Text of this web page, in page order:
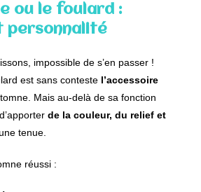
ou le foulard :
personnalité
impossible de s’en passer !
est sans conteste l’accessoire
Mais au-delà de sa fonction
de la couleur, du relief et
tenue.
réussi :